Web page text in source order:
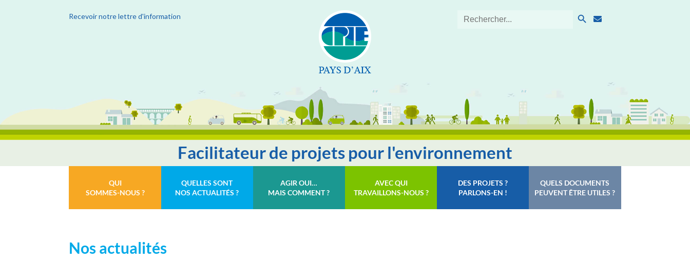
Recevoir notre lettre d'information
Search
for:
Facilitateur de projets pour l'environnement
QUI
SOMMES-NOUS ?
QUELLES SONT
NOS ACTUALITÉS ?
AGIR OUI…
MAIS COMMENT ?
AVEC QUI
TRAVAILLONS-NOUS ?
DES PROJETS ?
PARLONS-EN !
QUELS DOCUMENTS
PEUVENT ÊTRE UTILES ?
Nos actualités